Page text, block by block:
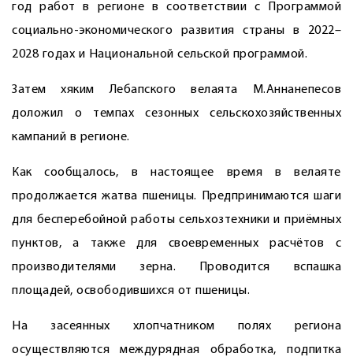
год работ в регионе в соответствии с Программой
социально-экономического развития страны в 2022–
2028 годах и Национальной сельской программой.
Затем хяким Лебапского велаята М.Аннанепесов
доложил о темпах сезонных сельскохозяйственных
кампаний в регионе.
Как сообщалось, в настоящее время в велаяте
продолжается жатва пшеницы. Предпринимаются шаги
для бесперебойной работы сельхозтехники и приёмных
пунктов, а также для своевременных расчётов с
производителями зерна. Проводится вспашка
площадей, освободившихся от пшеницы.
На засеянных хлопчатником полях региона
осуществляются междурядная обработка, подпитка